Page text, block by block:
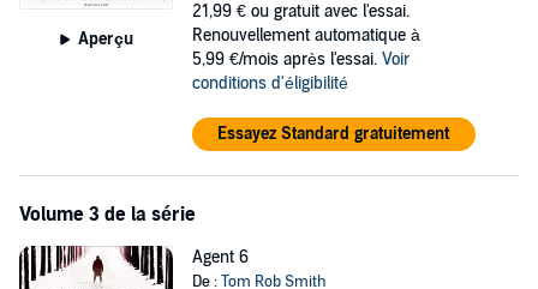
Aperçu
21,99 € ou gratuit avec l'essai.
Renouvellement automatique à
5,99 €/mois après l'essai. Voir
conditions d'éligibilité
Essayez Standard gratuitement
Volume 3 de la série
Agent 6
De :Tom Rob Smith